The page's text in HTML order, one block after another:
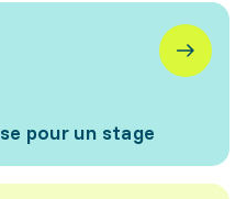
pour un stage